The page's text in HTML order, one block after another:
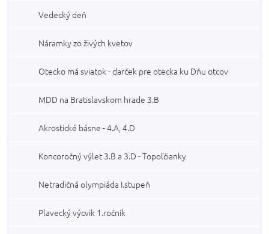
Vedecký deň
Náramky zo živých kvetov
Otecko má sviatok - darček pre otecka ku Dňu otcov
MDD na Bratislavskom hrade 3.B
Akrostické básne - 4.A, 4.D
Koncoročný výlet 3.B a 3.D - Topoľčianky
Netradičná olympiáda I.stupeň
Plavecký výcvik 1.ročník